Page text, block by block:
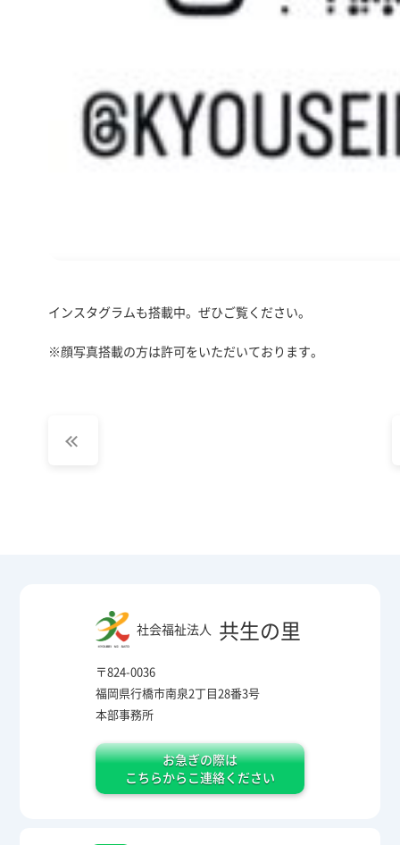
インスタグラムも搭載中。ぜひご覧ください。
※顔写真搭載の方は許可をいただいております。
社会福祉法人 共生の里
〒824-0036
福岡県行橋市南泉2丁目28番3号
本部事務所
お急ぎの際は
こちらからこ連絡ください